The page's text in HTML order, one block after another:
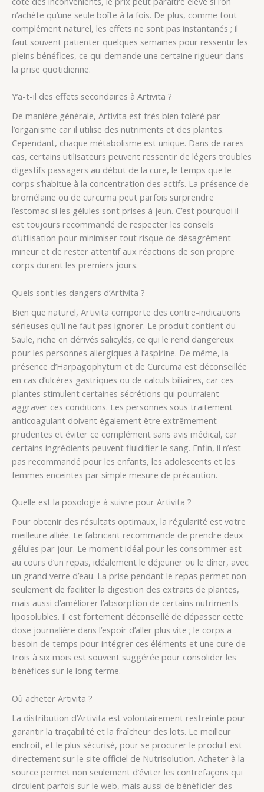
n’achète qu’une seule boîte à la fois. De plus, comme tout
complément naturel, les effets ne sont pas instantanés ; il
faut souvent patienter quelques semaines pour ressentir les
pleins bénéfices, ce qui demande une certaine rigueur dans
la prise quotidienne.
Y’a-t-il des effets secondaires à Artivita ?
De manière générale, Artivita est très bien toléré par
l’organisme car il utilise des nutriments et des plantes.
Cependant, chaque métabolisme est unique. Dans de rares
cas, certains utilisateurs peuvent ressentir de légers troubles
digestifs passagers au début de la cure, le temps que le
corps s’habitue à la concentration des actifs. La présence de
bromélaïne ou de curcuma peut parfois surprendre
l’estomac si les gélules sont prises à jeun. C’est pourquoi il
est toujours recommandé de respecter les conseils
d’utilisation pour minimiser tout risque de désagrément
mineur et de rester attentif aux réactions de son propre
corps durant les premiers jours.
Quels sont les dangers d’Artivita ?
Bien que naturel, Artivita comporte des contre-indications
sérieuses qu’il ne faut pas ignorer. Le produit contient du
Saule, riche en dérivés salicylés, ce qui le rend dangereux
pour les personnes allergiques à l’aspirine. De même, la
présence d’Harpagophytum et de Curcuma est déconseillée
en cas d’ulcères gastriques ou de calculs biliaires, car ces
plantes stimulent certaines sécrétions qui pourraient
aggraver ces conditions. Les personnes sous traitement
anticoagulant doivent également être extrêmement
prudentes et éviter ce complément sans avis médical, car
certains ingrédients peuvent fluidifier le sang. Enfin, il n’est
pas recommandé pour les enfants, les adolescents et les
femmes enceintes par simple mesure de précaution.
Quelle est la posologie à suivre pour Artivita ?
Pour obtenir des résultats optimaux, la régularité est votre
meilleure alliée. Le fabricant recommande de prendre deux
gélules par jour. Le moment idéal pour les consommer est
au cours d’un repas, idéalement le déjeuner ou le dîner, avec
un grand verre d’eau. La prise pendant le repas permet non
seulement de faciliter la digestion des extraits de plantes,
mais aussi d’améliorer l’absorption de certains nutriments
liposolubles. Il est fortement déconseillé de dépasser cette
dose journalière dans l’espoir d’aller plus vite ; le corps a
besoin de temps pour intégrer ces éléments et une cure de
trois à six mois est souvent suggérée pour consolider les
bénéfices sur le long terme.
Où acheter Artivita ?
La distribution d’Artivita est volontairement restreinte pour
garantir la traçabilité et la fraîcheur des lots. Le meilleur
endroit, et le plus sécurisé, pour se procurer le produit est
directement sur le site officiel de Nutrisolution. Acheter à la
source permet non seulement d’éviter les contrefaçons qui
circulent parfois sur le web, mais aussi de bénéficier des